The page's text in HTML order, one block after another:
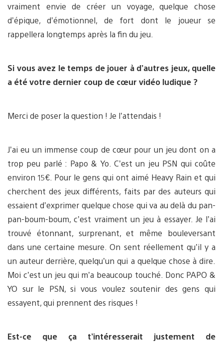
vraiment envie de créer un voyage, quelque chose
d’épique, d’émotionnel, de fort dont le joueur se
rappellera longtemps après la fin du jeu.
Si vous avez le temps de jouer à d’autres jeux, quelle
a été votre dernier coup de cœur vidéo ludique ?
Merci de poser la question ! Je l’attendais !
J’ai eu un immense coup de cœur pour un jeu dont on a
trop peu parlé : Papo & Yo. C’est un jeu PSN qui coûte
environ 15€. Pour le gens qui ont aimé Heavy Rain et qui
cherchent des jeux différents, faits par des auteurs qui
essaient d’exprimer quelque chose qui va au delà du pan-
pan-boum-boum, c’est vraiment un jeu à essayer. Je l’ai
trouvé étonnant, surprenant, et même bouleversant
dans une certaine mesure. On sent réellement qu’il y a
un auteur derrière, quelqu’un qui a quelque chose à dire.
Moi c’est un jeu qui m’a beaucoup touché. Donc PAPO &
YO sur le PSN, si vous voulez soutenir des gens qui
essayent, qui prennent des risques !
Est-ce que ça t’intéresserait justement de